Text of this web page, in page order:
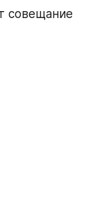
совещание